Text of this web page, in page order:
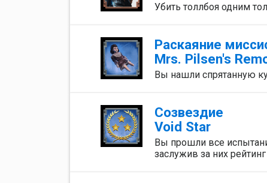
Убить толлбоя одним
Раскаяние
Mrs. Pilsen's
Вы нашли спрятанную
Созвездие
Void Star
Вы прошли все
заслужив за них